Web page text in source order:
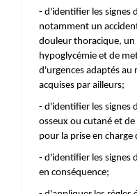
- d'identifier les signes
notamment un
douleur thoracique, un
hypoglycémie et de
d'urgences adaptés au
acquises par ailleurs;
- d'identifier les signes
osseux ou cutané et
pour la prise en charge
- d'identifier les signes
en conséquence;